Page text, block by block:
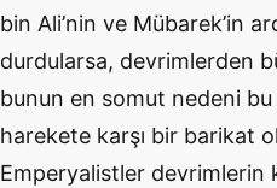
bin Ali’nin ve Mübarek’in
durdularsa, devrimlerden
bunun en somut nedeni bu
harekete karşı bir barikat
Emperyalistler